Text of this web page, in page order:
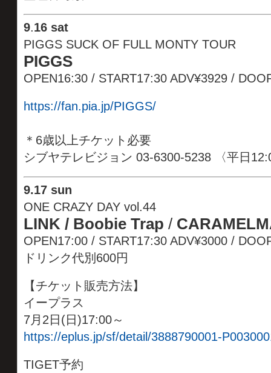
9.16 sat
PIGGS SUCK OF FULL MONTY TOUR
PIGGS
OPEN16:30 / START17:30 ADV¥3929 /
https://fan.pia.jp/PIGGS/
＊6歳以上チケット必要
シブヤテレビジョン 03-6300-5238 〈平
9.17 sun
ONE CRAZY DAY vol.44
LINK / Boobie Trap /
OPEN17:00 / START17:30 ADV¥3000 /
ドリンク代別600円
【チケット販売方法】
イープラス
7月2日(日)17:00～
https://eplus.jp/sf/detail/3888790001-
TIGET予約